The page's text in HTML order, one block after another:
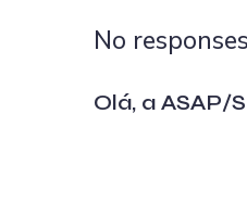
No
Olá, a ASAP/